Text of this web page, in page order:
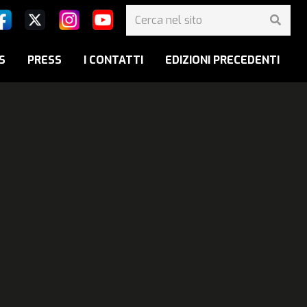
PRESS I CONTATTI EDIZIONI PRECEDENTI